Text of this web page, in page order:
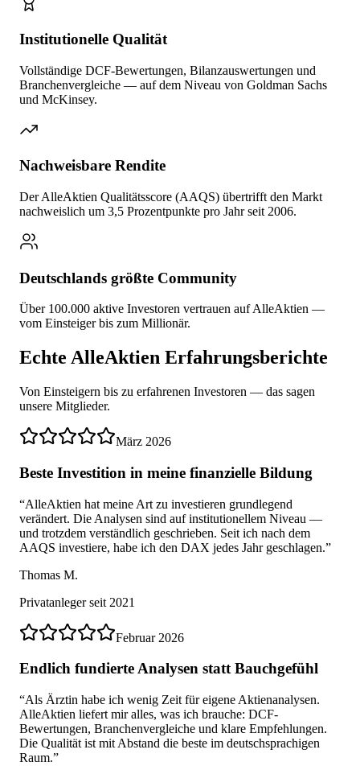
Institutionelle Qualität
Vollständige DCF-Bewertungen, Bilanzauswertungen und
Branchenvergleiche — auf dem Niveau von Goldman Sachs
und McKinsey.
Nachweisbare Rendite
Der AlleAktien Qualitätsscore (AAQS) übertrifft den Markt
nachweislich um 3,5 Prozentpunkte pro Jahr seit 2006.
Deutschlands größte Community
Über 100.000 aktive Investoren vertrauen auf AlleAktien —
vom Einsteiger bis zum Millionär.
Echte AlleAktien Erfahrungsberichte
Von Einsteigern bis zu erfahrenen Investoren — das sagen
unsere Mitglieder.
März 2026
Beste Investition in meine finanzielle Bildung
“AlleAktien hat meine Art zu investieren grundlegend
verändert. Die Analysen sind auf institutionellem Niveau —
und trotzdem verständlich geschrieben. Seit ich nach dem
AAQS investiere, habe ich den DAX jedes Jahr geschlagen.”
Thomas M.
Privatanleger seit 2021
Februar 2026
Endlich fundierte Analysen statt Bauchgefühl
“Als Ärztin habe ich wenig Zeit für eigene Aktienanalysen.
AlleAktien liefert mir alles, was ich brauche: DCF-
Bewertungen, Branchenvergleiche und klare Empfehlungen.
Die Qualität ist mit Abstand die beste im deutschsprachigen
Raum.”